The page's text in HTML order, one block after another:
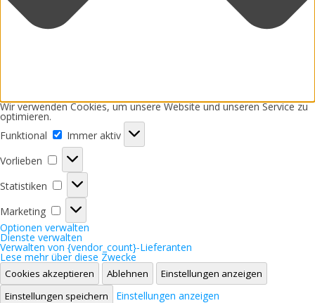
Wir verwenden Cookies, um unsere Website und unseren Service zu
optimieren.
Funktional
Immer aktiv
Vorlieben
Vorlieben
Statistiken
Statistiken
Marketing
Marketing
Optionen verwalten
Dienste verwalten
Verwalten von {vendor_count}-Lieferanten
Lese mehr über diese Zwecke
Cookies akzeptieren Ablehnen
Einstellungen anzeigen
Einstellungen speichern
Einstellungen anzeigen